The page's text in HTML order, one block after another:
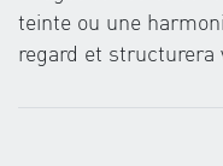
teinte ou une
regard et structurera